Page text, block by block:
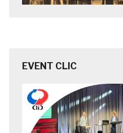
EVENT CLIC